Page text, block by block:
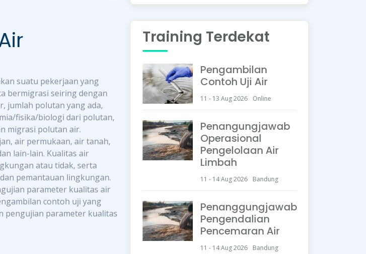
suatu pekerjaan yang
bermigrasi seiring dengan
jumlah polutan yang ada,
fisika/biologi dari polutan,
migrasi polutan air.
air permukaan, air tanah,
lain-lain. Kualitas air
atau tidak, serta
pemantauan lingkungan.
parameter kualitas air
contoh uji yang
pengujian parameter kualitas
Training Terdekat
Pengambilan
Contoh Uji Air
11 - 13 Aug 2026 Online
Penangungjawab
Operasional
Pengelolaan Air
Limbah
11 - 14 Aug 2026 Bandung
Penanggungjawab
Pengendalian
Pencemaran Air
11 - 14 Aug 2026 Bandung